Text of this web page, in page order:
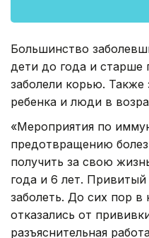
Большинство
дети до года и старше
заболели корью. Также
ребенка и люди в
«Мероприятия по
предотвращению
получить за свою
года и 6 лет.
заболеть. До сих пор
отказались от
разъяснительная